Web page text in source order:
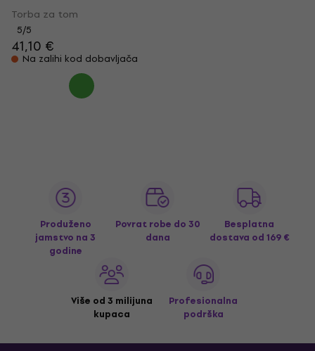
Torba za tom
5/5
41,10 €
Na zalihi kod dobavljača
Produženo
jamstvo na 3
godine
Povrat robe do 30
dana
Besplatna
dostava od 169 €
Više od 3 milijuna
kupaca
Profesionalna
podrška